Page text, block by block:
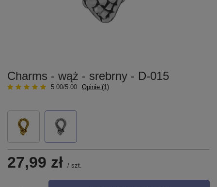
Charms - wąż - srebrny - D-015
5.00/5.00 Opinie (1)
27,99 zł / szt.